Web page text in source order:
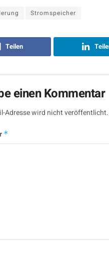
Stromspeicher
Teilen
einen Kommentar
Adresse wird nicht veröffentlicht.
*